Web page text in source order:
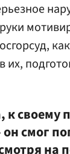
их,
к своему
смог
на